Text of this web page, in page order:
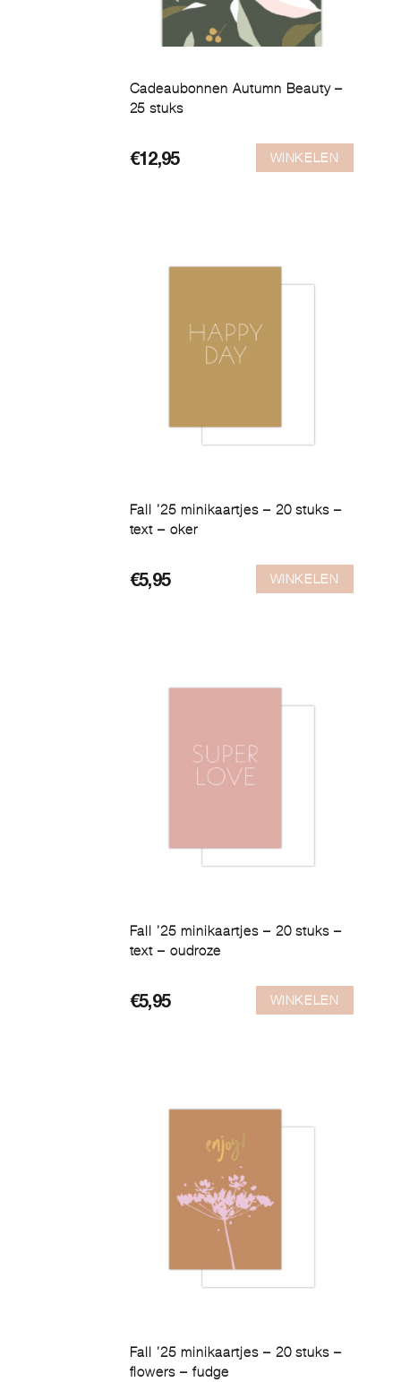
Cadeaubonnen Autumn Beauty –
25 stuks
€12,95 WINKELEN
Fall ’25 minikaartjes – 20 stuks –
text – oker
€5,95 WINKELEN
Fall ’25 minikaartjes – 20 stuks –
text – oudroze
€5,95 WINKELEN
Fall ’25 minikaartjes – 20 stuks –
flowers – fudge